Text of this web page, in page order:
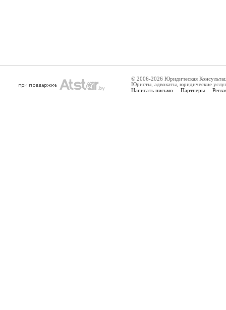
© 2006-2026 Юридическая
Юристы, адвокаты, юридические
Написать письмо Партнеры